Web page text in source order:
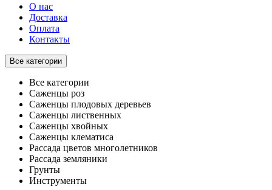
О нас
Доставка
Оплата
Контакты
Все категории
Все категории
Саженцы роз
Саженцы плодовых деревьев
Саженцы лиственных
Саженцы хвойных
Саженцы клематиса
Рассада цветов многолетников
Рассада земляники
Грунты
Инструменты